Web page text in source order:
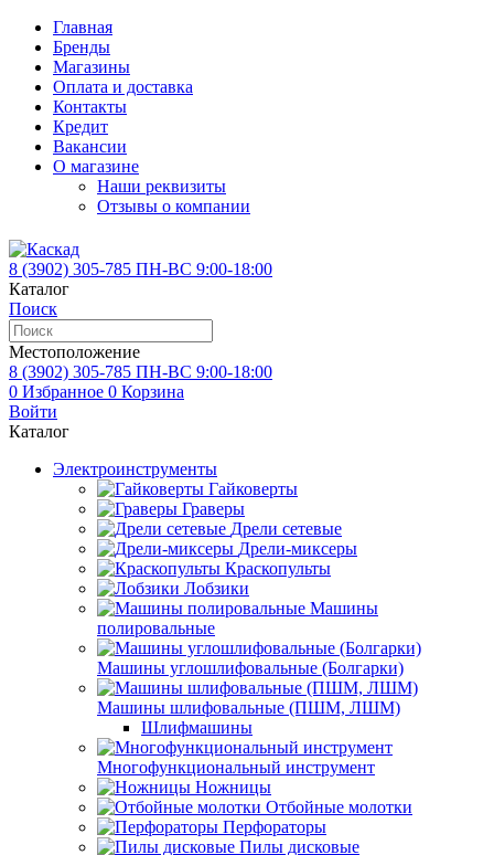
Главная
Бренды
Магазины
Оплата и доставка
Контакты
Кредит
Вакансии
О магазине
Наши реквизиты
Отзывы о компании
8 (3902) 305-785 ПН-ВС 9:00-18:00
Каталог
Поиск
Местоположение
8 (3902) 305-785 ПН-ВС 9:00-18:00
0 Избранное 0 Корзина
Войти
Каталог
Электроинструменты
Гайковерты
Граверы
Дрели сетевые
Дрели-миксеры
Краскопульты
Лобзики
Машины
полировальные
Машины углошлифовальные (Болгарки)
Машины шлифовальные (ПШМ, ЛШМ)
Шлифмашины
Многофункциональный инструмент
Ножницы
Отбойные молотки
Перфораторы
Пилы дисковые